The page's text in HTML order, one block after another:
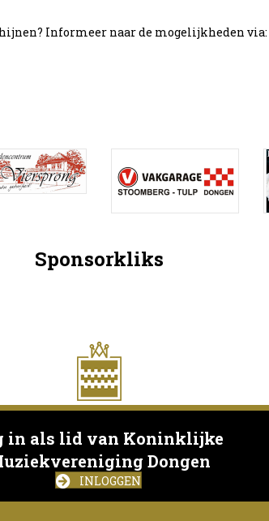
Informeer naar de mogelijkheden via:
Sponsorkliks
in als lid van Koninklijke
Dongen
INLOGGEN